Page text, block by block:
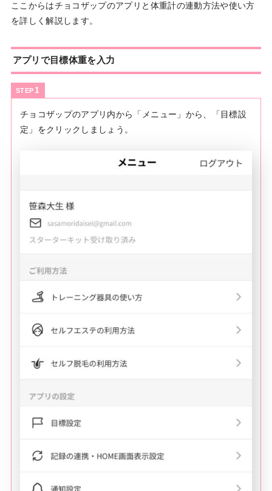
ここからはチョコザップのアプリと体重計の連動方法や使い方
を詳しく解説します。
アプリで目標体重を入力
STEP
チョコザップのアプリ内から「メニュー」から、「目標設
定」をクリックしましょう。